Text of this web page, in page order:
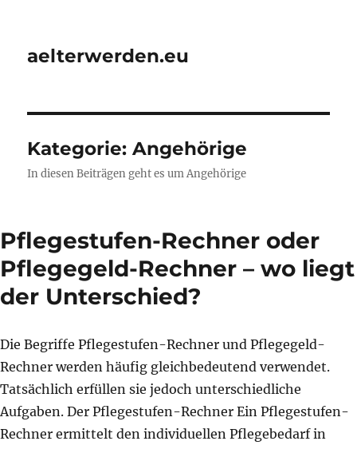
aelterwerden.eu
Kategorie:Angehörige
In diesen Beiträgen geht es um Angehörige
Pflegestufen-Rechner oder
Pflegegeld-Rechner – wo liegt
der Unterschied?
Die Begriffe Pflegestufen-Rechner und Pflegegeld-
Rechner werden häufig gleichbedeutend verwendet.
Tatsächlich erfüllen sie jedoch unterschiedliche
Aufgaben. Der Pflegestufen-Rechner Ein Pflegestufen-
Rechner ermittelt den individuellen Pflegebedarf in